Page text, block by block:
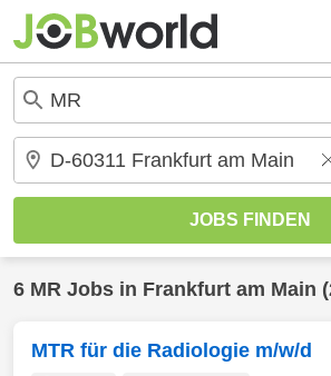
6 MR Jobs in Frankfurt am Main
MTR für die Radiologie m/w/d